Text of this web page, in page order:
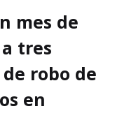
mes de
tres
robo de
en